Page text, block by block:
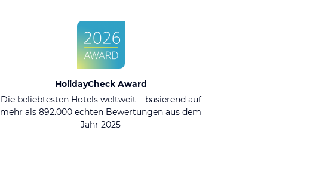
HolidayCheck Award
Die beliebtesten Hotels weltweit – basierend auf
mehr als 892.000 echten Bewertungen aus dem
Jahr 2025